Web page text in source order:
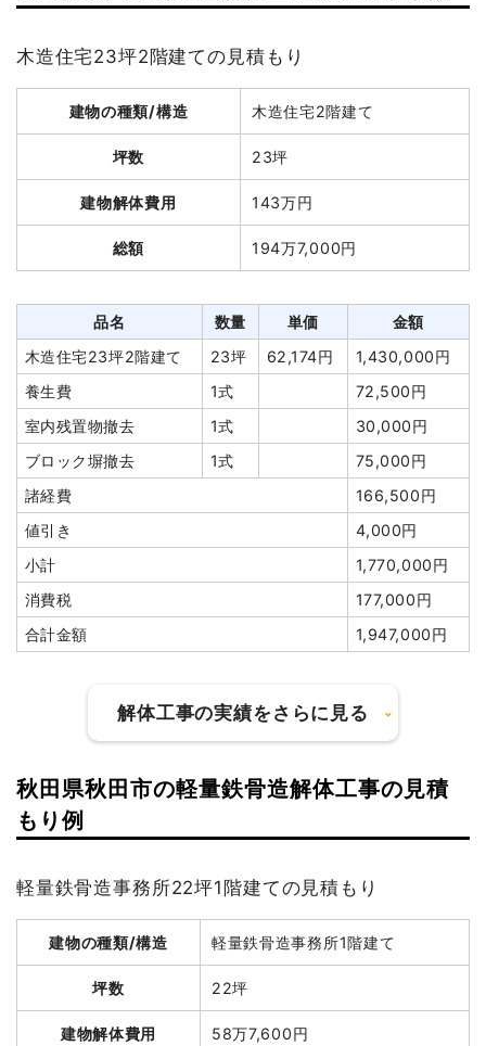
木造住宅23坪2階建ての見積もり
建物の種類/構造 木造住宅2階建て
坪数 23坪
建物解体費用 143万円
総額 194万7,000円
品名 数量 単価
金額
木造住宅23坪2階建て
23坪 62,174円
1,430,000円
養生費
1式
72,500円
室内残置物撤去
1式
30,000円
ブロック塀撤去
1式
75,000円
諸経費
166,500円
値引き
4,000円
小計
1,770,000円
消費税
177,000円
合計金額
1,947,000円
解体工事の実績をさらに見る
建物の種類/構造
建物解体費用 115万7,402円
総額 187万円
秋田県秋田市の軽量鉄骨造解体工事の見積
もり例
軽量鉄骨造事務所22坪1階建ての見積もり
建物の種類/構造 軽量鉄骨造事務所1階建て
坪数 22坪
建物解体費用 58万7,600円